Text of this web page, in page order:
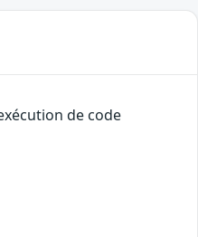
de code